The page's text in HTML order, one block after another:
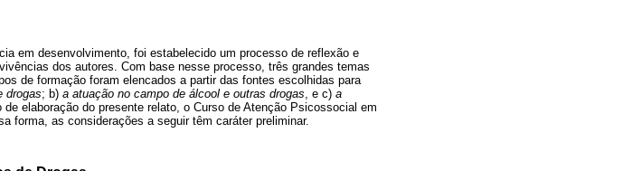
em desenvolvimento, foi estabelecido um processo de reflexão e
dos autores. Com base nesse processo, três grandes temas
de formação foram elencados a partir das fontes escolhidas para
drogas; b) a atuação no campo de álcool e outras drogas , e c) a
de elaboração do presente relato, o Curso de Atenção Psicossocial em
forma, as considerações a seguir têm caráter preliminar.